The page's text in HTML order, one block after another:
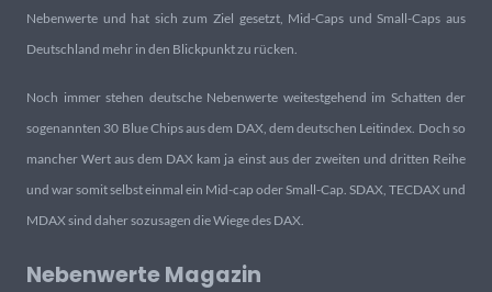
Nebenwerte und hat sich zum Ziel gesetzt, Mid-Caps und Small-Caps aus
Deutschland mehr in den Blickpunkt zu rücken.
Noch immer stehen deutsche Nebenwerte weitestgehend im Schatten der
sogenannten 30 Blue Chips aus dem DAX, dem deutschen Leitindex. Doch so
mancher Wert aus dem DAX kam ja einst aus der zweiten und dritten Reihe
und war somit selbst einmal ein Mid-cap oder Small-Cap. SDAX, TECDAX und
MDAX sind daher sozusagen die Wiege des DAX.
Nebenwerte Magazin